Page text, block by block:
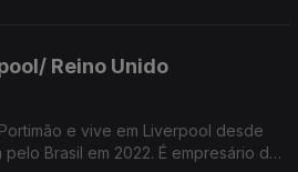
Reino Unido
e vive em Liverpool desde
pelo Brasil em 2022. É empresário da